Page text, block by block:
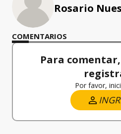
Rosario
COMENTARIOS
Para
Por favor,